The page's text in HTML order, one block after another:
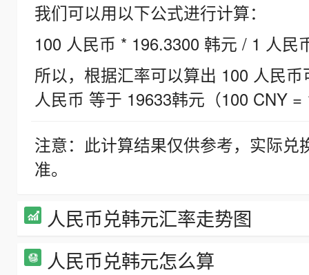
我们可以用以下公式进行计算：
100 人民币 * 196.3300 韩元 / 1 人民
所以，根据汇率可以算出 100 人民
人民币 等于 19633韩元（100 CNY =
注意：此计算结果仅供参考，实际
准。
人民币兑韩元汇率走势图
人民币兑韩元怎么算